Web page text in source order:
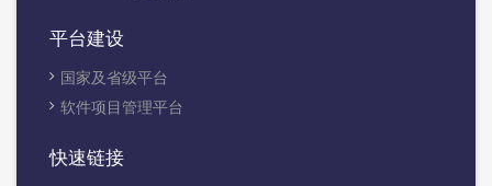
平台建设
国家及省级平台
软件项目管理平台
快速链接